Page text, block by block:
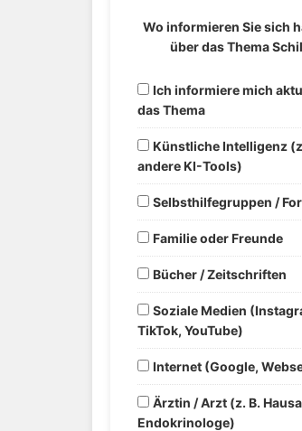
Wo informieren Sie sich
über das Thema
Ich informiere mich
das Thema
Künstliche Intelligenz
andere KI-Tools)
Selbsthilfegruppen /
Familie oder Freunde
Bücher / Zeitschriften
Soziale Medien
TikTok, YouTube)
Internet (Google,
Ärztin / Arzt (z. B.
Endokrinologe)